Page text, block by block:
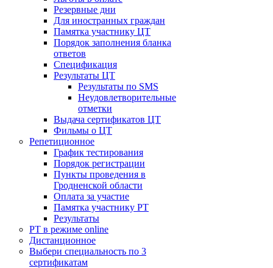
Резервные дни
Для иностранных граждан
Памятка участнику ЦТ
Порядок заполнения бланка
ответов
Спецификация
Результаты ЦТ
Результаты по SMS
Неудовлетворительные
отметки
Выдача сертификатов ЦТ
Фильмы о ЦТ
Репетиционное
График тестирования
Порядок регистрации
Пункты проведения в
Гродненской области
Оплата за участие
Памятка участнику РТ
Результаты
РТ в режиме online
Дистанционное
Выбери специальность по 3
сертификатам